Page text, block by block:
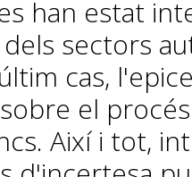
han estat
sectors
cas,
el
Així i tot,